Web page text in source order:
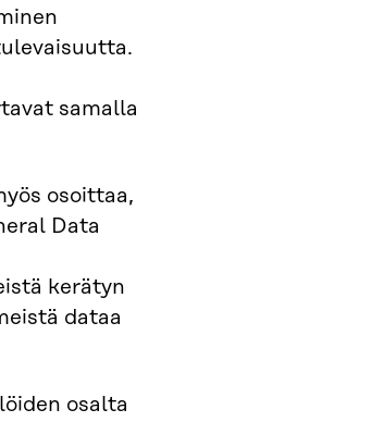
samalla
osoittaa,
Data
kerätyn
dataa
osalta